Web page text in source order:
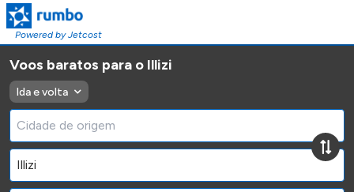
Powered by Jetcost
Voos baratos para o Illizi
Ida e volta